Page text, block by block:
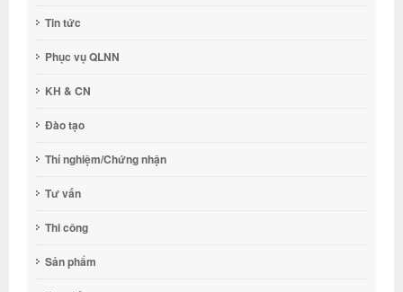
Tin tức
Phục vụ QLNN
KH & CN
Đào tạo
Thí nghiệm/Chứng nhận
Tư vấn
Thi công
Sản phẩm